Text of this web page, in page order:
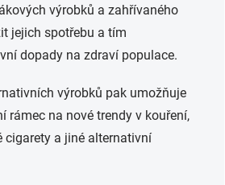
výrobků a zahřívaného
jejich spotřebu a tím
dopady na zdraví populace.
výrobků pak umožňuje
rámec na nové trendy v kouření,
cigarety a jiné alternativní